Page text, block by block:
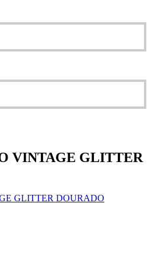
VINTAGE GLITTER
GLITTER DOURADO